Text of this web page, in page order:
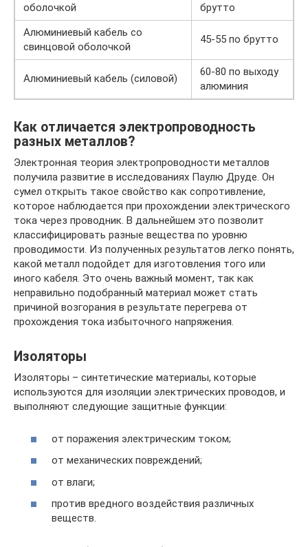
оболочкой
брутто
Алюминиевый кабель со
свинцовой оболочкой
45-55 по брутто
Алюминиевый кабель (силовой)
60-80 по выходу
алюминия
Как отличается электропроводность
разных металлов?
Электронная теория электропроводности металлов
получила развитие в исследованиях Паулю Друде. Он
сумел открыть такое свойство как сопротивление,
которое наблюдается при прохождении электрического
тока через проводник. В дальнейшем это позволит
классифицировать разные вещества по уровню
проводимости. Из полученных результатов легко понять,
какой металл подойдет для изготовления того или
иного кабеля. Это очень важный момент, так как
неправильно подобранный материал может стать
причиной возгорания в результате перегрева от
прохождения тока избыточного напряжения.
Изоляторы
Изоляторы – синтетические материалы, которые
используются для изоляции электрических проводов, и
выполняют следующие защитные функции:
от поражения электрическим током;
от механических повреждений;
от влаги;
против вредного воздействия различных
веществ.